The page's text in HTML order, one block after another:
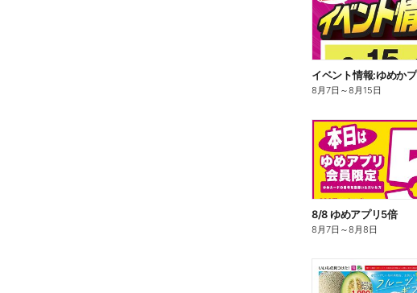
8月7日 ～8月15日
8/8 ゆめアプリ5倍
8月7日 ～8月8日